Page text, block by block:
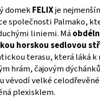
domekFELIXje
společnosti Palmako,
liniemi. Má
horskou sedlovou
terasu, která láká k
hrám,čajovým
vévodí velké
plexisklem.
3,3 M²